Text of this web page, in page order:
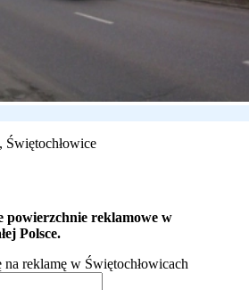
Świętochłowice
powierzchnie reklamowe w
Polsce.
na reklamę w Świętochłowicach